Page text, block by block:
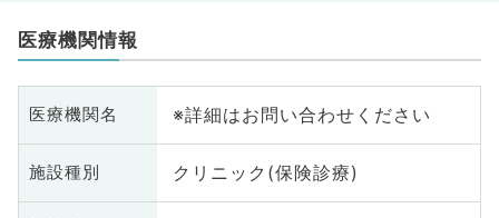
医療機関情報
医療機関名 ※詳細はお問い合わせください
施設種別 クリニック(保険診療)